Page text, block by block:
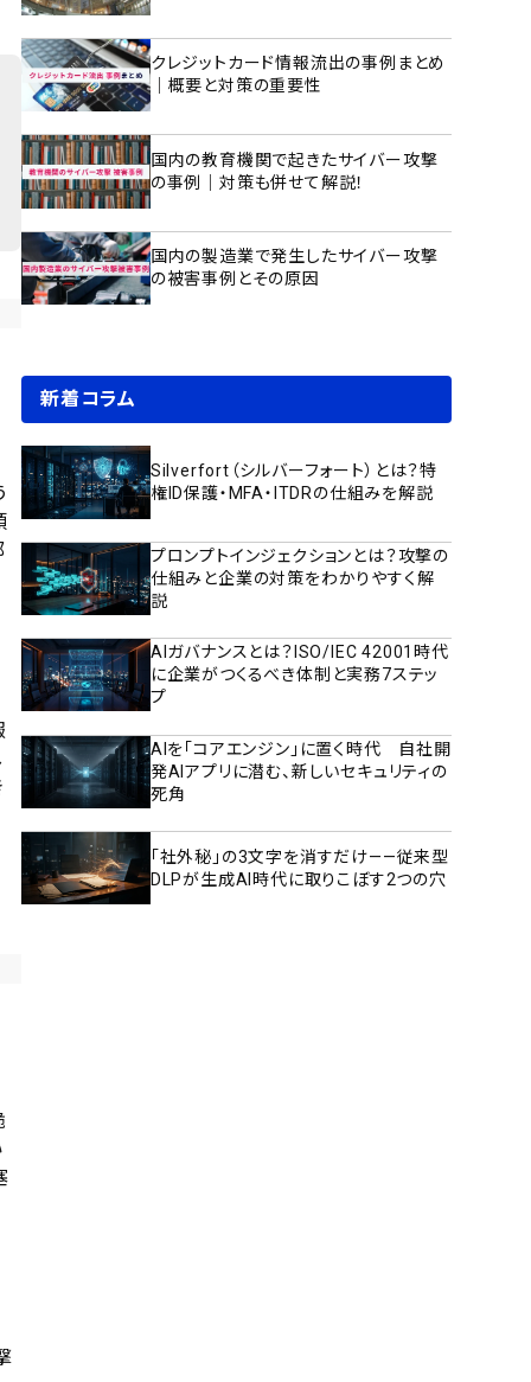
クレジットカード情報流出の事例まとめ
｜概要と対策の重要性
国内の教育機関で起きたサイバー攻撃
の事例｜対策も併せて解説！
国内の製造業で発生したサイバー攻撃
の被害事例とその原因
新着コラム
Silverfort（シルバーフォート）とは？特
権ID保護・MFA・ITDRの仕組みを解説
プロンプトインジェクションとは？攻撃の
仕組みと企業の対策をわかりやすく解
説
AIガバナンスとは？ISO/IEC 42001時代
に企業がつくるべき体制と実務7ステッ
プ
AIを「コアエンジン」に置く時代 自社開
発AIアプリに潜む、新しいセキュリティの
死角
「社外秘」の3文字を消すだけ——従来型
DLPが生成AI時代に取りこぼす2つの穴